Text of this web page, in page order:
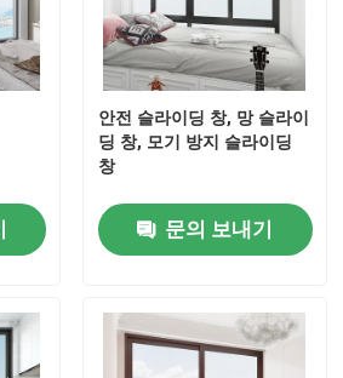
안전 슬라이딩 창, 망 슬라이
딩 창, 모기 방지 슬라이딩
창
문의 보내기